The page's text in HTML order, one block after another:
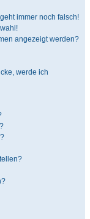
immer noch falsch!
angezeigt werden?
werde ich